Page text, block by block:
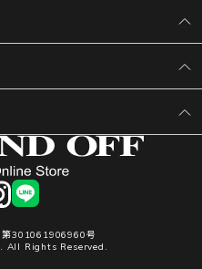
LINE
第301061906960号
Rights Reserved.